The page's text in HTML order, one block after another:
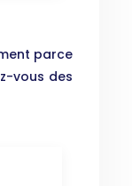
parce
vous des